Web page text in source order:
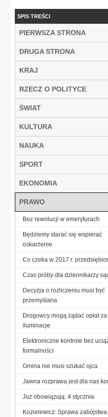
SPIS TREŚCI
PIERWSZA STRONA
DRUGA STRONA
KRAJ
RZECZ O POLITYCE
ŚWIAT
KULTURA
NAUKA
SPORT
EKONOMIA
PRAWO
Bez rewolucji w emeryturach
Będziemy starać się wspierać
oskarżenie
Co czeka w 2017 r.
Czas próby dla dziennikarzy
Decyzja o rozliczeniu musi być
przemyślana
Drogowcy mogą żądać opłat za
iluminacje
Elektroniczne kontrole bez
formalności
Gmina nie musi szukać ojca
Jawna rozprawa jest dla nas
Już obowiązują: 4 stycznia
Kozielewicz: Sprawa